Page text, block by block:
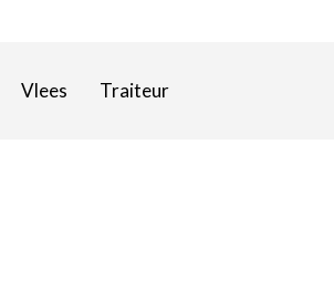
Vlees Traiteur